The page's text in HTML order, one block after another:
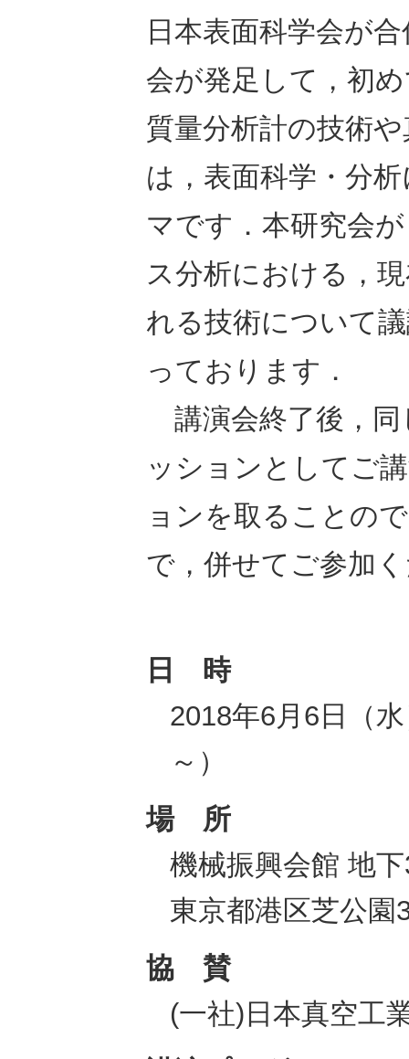
日本表面科学会が
会が発足して，初
質量分析計の技術
は，表面科学・分
マです．本研究会
ス分析における，
れる技術について
っております．
講演会終了後，同
ッションとしてご
ョンを取ることの
で，併せてご参加
日 時
2018年6月6日（
～）
場 所
機械振興会館 地
東京都港区芝公園
協 賛
(一社)日本真空工